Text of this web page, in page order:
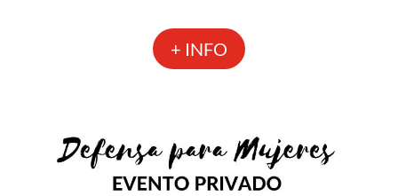
+ INFO